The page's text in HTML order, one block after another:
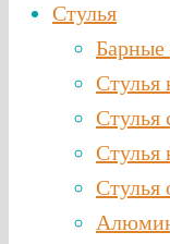
Стулья
Барные
Стулья
Стулья
Стулья
Стулья